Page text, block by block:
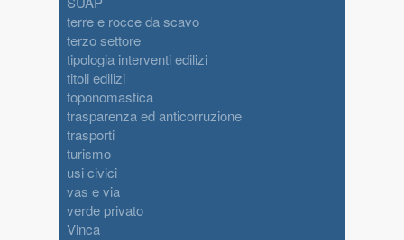
terre e rocce da scavo
terzo settore
tipologia interventi edilizi
titoli edilizi
toponomastica
trasparenza ed anticorruzione
trasporti
turismo
usi civici
vas e via
verde privato
Vinca